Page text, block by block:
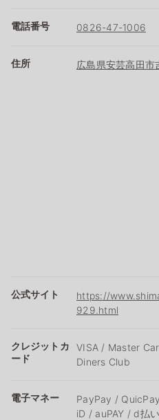
電話番号 0826-47-1006
住所 広島県安芸高田市
公式サイト
https://
929.html
クレジットカ
ード
VISA / Master
Diners Club
電子マネー
PayPay /
iD / auPAY / d払い